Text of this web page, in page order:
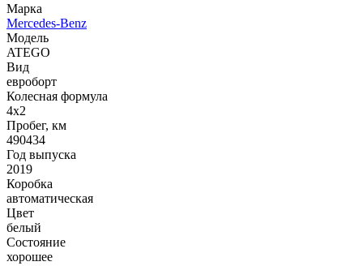
Марка
Mercedes-Benz
Модель
ATEGO
Вид
евроборт
Колесная формула
4x2
Пробег, км
490434
Год выпуска
2019
Коробка
автоматическая
Цвет
белый
Состояние
хорошее